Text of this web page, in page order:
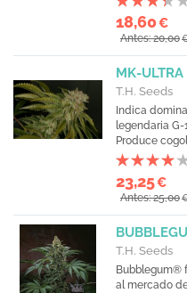
18,60€
Antes: 20,00
MK-
T.H. Seeds
Indica
legendaria G-
Produce
23,25€
Antes: 25,00
T.H. Seeds
Bubblegum®
al mercado